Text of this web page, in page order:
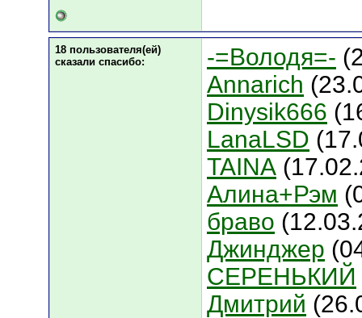
18 пользователя(ей)
сказали cпасибо:
-=Володя=-
Annarich
Dinysik666
LanaLSD
TAINA
Алина+Рэм
браво
Джинджер
СЕРЕНЬКИЙ
Дмитрий